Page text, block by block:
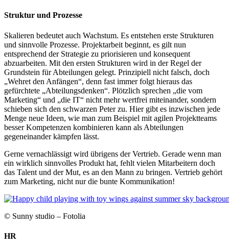
Struktur und Prozesse
Skalieren bedeutet auch Wachstum. Es entstehen erste Strukturen
und sinnvolle Prozesse. Projektarbeit beginnt, es gilt nun
entsprechend der Strategie zu priorisieren und konsequent
abzuarbeiten. Mit den ersten Strukturen wird in der Regel der
Grundstein für Abteilungen gelegt. Prinzipiell nicht falsch, doch
„Wehret den Anfängen“, denn fast immer folgt hieraus das
gefürchtete „Abteilungsdenken“. Plötzlich sprechen „die vom
Marketing“ und „die IT“ nicht mehr wertfrei miteinander, sondern
schieben sich den schwarzen Peter zu. Hier gibt es inzwischen jede
Menge neue Ideen, wie man zum Beispiel mit agilen Projektteams
besser Kompetenzen kombinieren kann als Abteilungen
gegeneinander kämpfen lässt.
Gerne vernachlässigt wird übrigens der Vertrieb. Gerade wenn man
ein wirklich sinnvolles Produkt hat, fehlt vielen Mitarbeitern doch
das Talent und der Mut, es an den Mann zu bringen. Vertrieb gehört
zum Marketing, nicht nur die bunte Kommunikation!
© Sunny studio – Fotolia
HR